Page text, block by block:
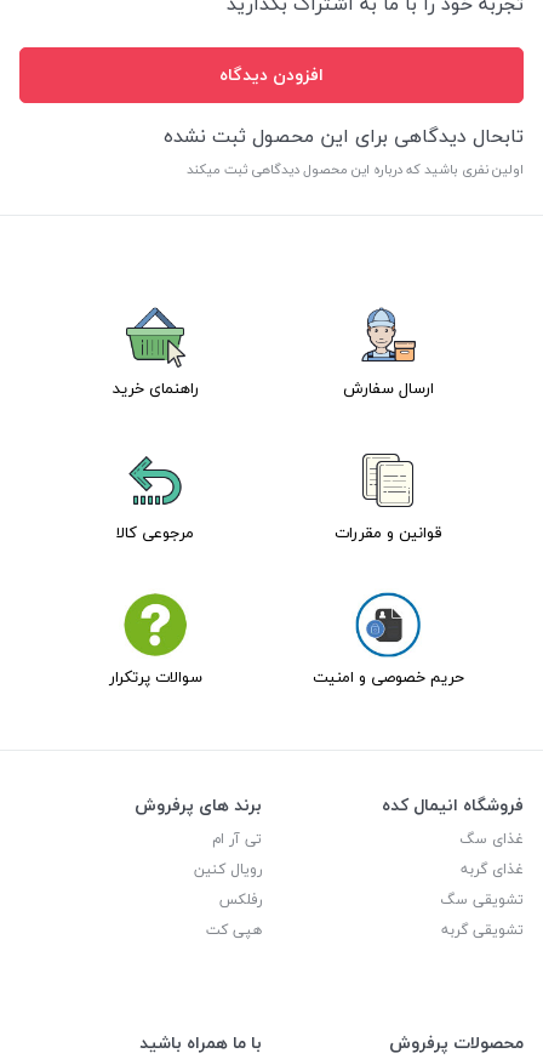
افزودن دیدگاه
تابحال دیدگاهی برای این محصول ثبت نشده
اولین نفری باشید که درباره این محصول دیدگاهی ثبت میکند
ارسال سفارش راهنمای خرید
قوانین و مقررات مرجوعی کالا
حریم خصوصی و امنیت سوالات پرتکرار
فروشگاه انیمال کده
غذای سگ
غذای گربه
تشویقی سگ
تشویقی گربه
برند های پرفروش
تی آر ام
رویال کنین
رفلکس
هپی کت
محصولات پرفروش با ما همراه باشید